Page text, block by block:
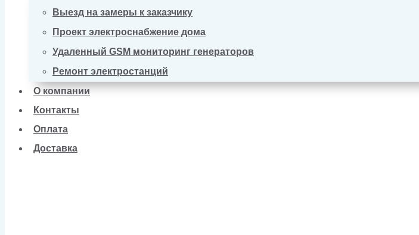
Выезд на замеры к заказчику
Проект электроснабжение дома
Удаленный GSM мониторинг генераторов
Ремонт электростанций
О компании
Контакты
Оплата
Доставка